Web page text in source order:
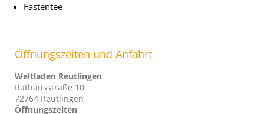
Fastentee
Öffnungszeiten und Anfahrt
Weltladen Reutlingen
Rathausstraße 10
72764 Reutlingen
Öffnungszeiten